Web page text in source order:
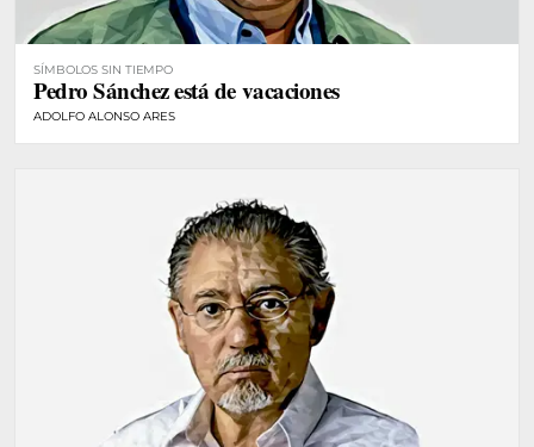
SÍMBOLOS SIN TIEMPO
Pedro Sánchez está de vacaciones
ADOLFO ALONSO ARES